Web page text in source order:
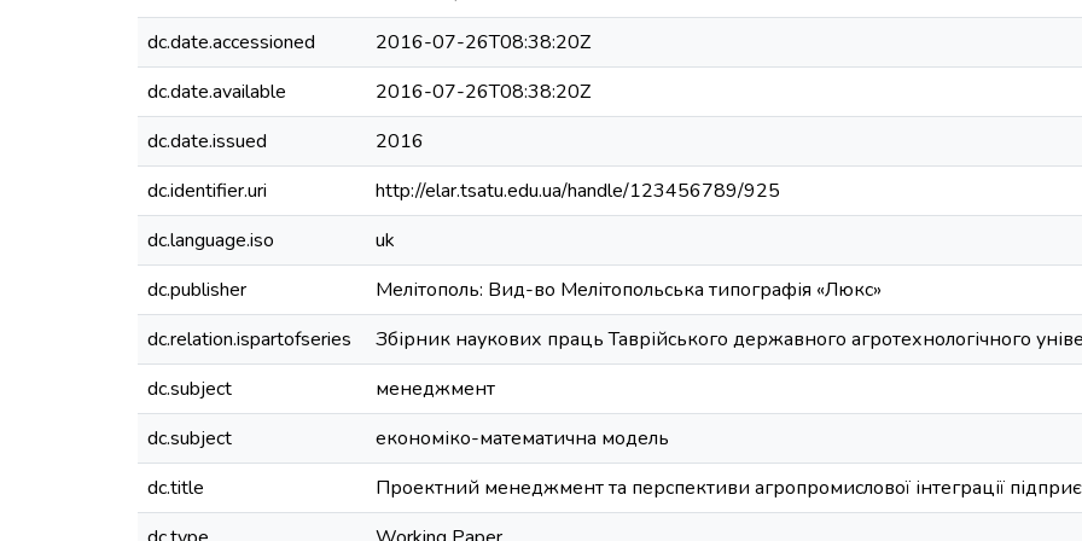
dc.date.accessioned
2016-07-26T08:38:20Z
dc.date.available
2016-07-26T08:38:20Z
dc.date.issued
2016
dc.identifier.uri
http://elar.tsatu.edu.ua/handle/123456789/925
dc.language.iso
uk
dc.publisher
Мелітополь: Вид-во Мелітопольська типографія «Люкс»
dc.relation.ispartofseries
Збірник наукових праць Таврійського державного агротехнологічного
dc.subject
менеджмент
dc.subject
економіко-математична модель
dc.title
Проектний менеджмент та перспективи агропромислової інтеграції